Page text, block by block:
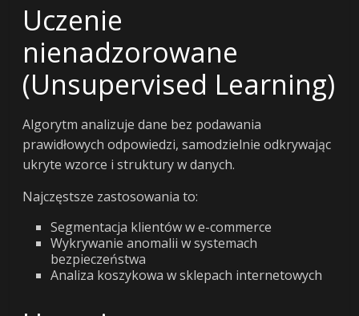
Uczenie
nienadzorowane
(Unsupervised Learning)
Algorytm analizuje dane bez podawania
prawidłowych odpowiedzi, samodzielnie odkrywając
ukryte wzorce i struktury w danych.
Najczęstsze zastosowania to:
Segmentacja klientów w e-commerce
Wykrywanie anomalii w systemach
bezpieczeństwa
Analiza koszykowa w sklepach internetowych